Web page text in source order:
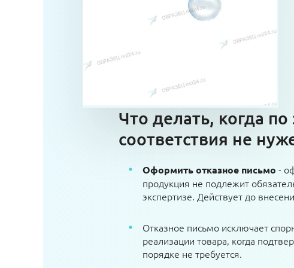
Что делать, когда
соответствия не
Оформить отказное письмо -
продукция не подлежит
экспертизе. Действует до
Отказное письмо исключает
реализации товара, когда
порядке не требуется.